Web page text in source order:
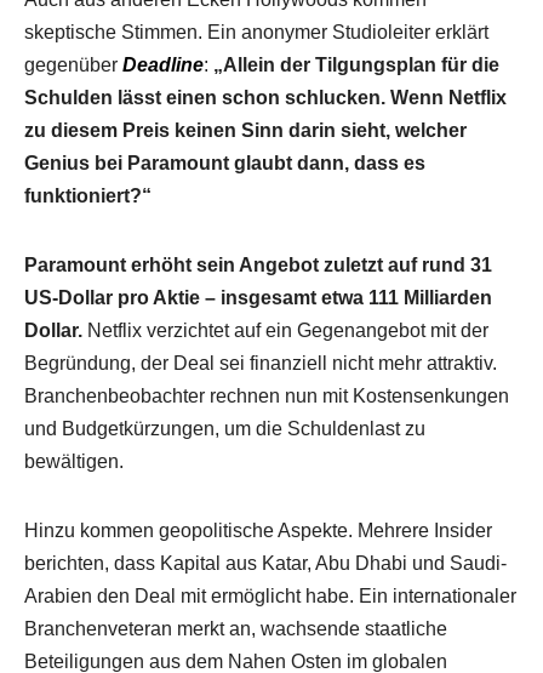
skeptische Stimmen. Ein anonymer Studioleiter erklärt
gegenüber Deadline: „Allein der Tilgungsplan für die
Schulden lässt einen schon schlucken. Wenn Netflix
zu diesem Preis keinen Sinn darin sieht, welcher
Genius bei Paramount glaubt dann, dass es
funktioniert?“
Paramount erhöht sein Angebot zuletzt auf rund 31
US-Dollar pro Aktie – insgesamt etwa 111 Milliarden
Dollar. Netflix verzichtet auf ein Gegenangebot mit der
Begründung, der Deal sei finanziell nicht mehr attraktiv.
Branchenbeobachter rechnen nun mit Kostensenkungen
und Budgetkürzungen, um die Schuldenlast zu
bewältigen.
Hinzu kommen geopolitische Aspekte. Mehrere Insider
berichten, dass Kapital aus Katar, Abu Dhabi und Saudi-
Arabien den Deal mit ermöglicht habe. Ein internationaler
Branchenveteran merkt an, wachsende staatliche
Beteiligungen aus dem Nahen Osten im globalen